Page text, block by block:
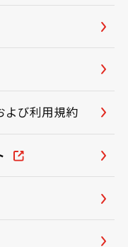
よび利用規約